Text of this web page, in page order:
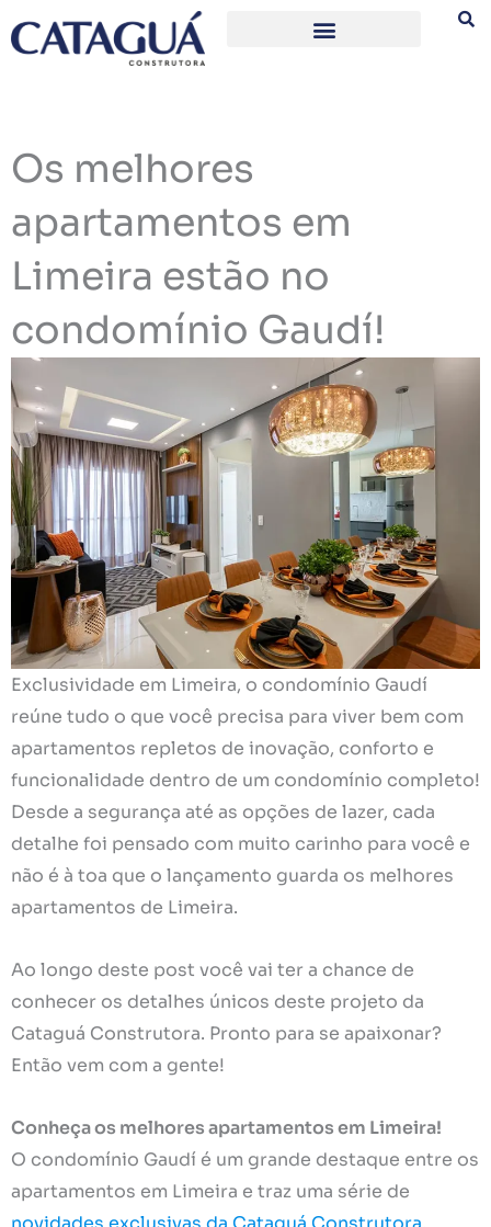
para
Os melhores
apartamentos em
Limeira estão no
condomínio Gaudí!
Exclusividade em Limeira, o condomínio Gaudí
reúne tudo o que você precisa para viver bem com
apartamentos repletos de inovação, conforto e
funcionalidade dentro de um condomínio completo!
Desde a segurança até as opções de lazer, cada
detalhe foi pensado com muito carinho para você e
não é à toa que o lançamento guarda os melhores
apartamentos de Limeira.
Ao longo deste post você vai ter a chance de
conhecer os detalhes únicos deste projeto da
Cataguá Construtora. Pronto para se apaixonar?
Então vem com a gente!
Conheça os melhores apartamentos em Limeira!
O condomínio Gaudí é um grande destaque entre os
apartamentos em Limeira e traz uma série de